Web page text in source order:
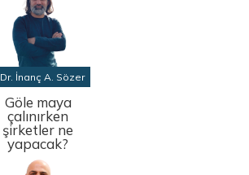
Dr. İnanç A. Sözer
Göle maya
çalınırken
şirketler ne
yapacak?